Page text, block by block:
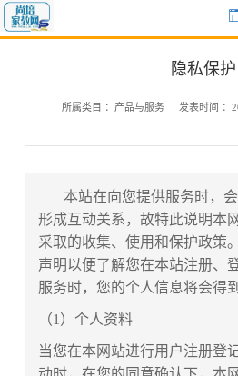
隐私保护
所属类目 ： 产品与服务 发表时间 ：
本站在向您提供服务时，
形成互动关系，故特此说明本
采取的收集、使用和保护政策
声明以便了解您在本站注册、
服务时，您的个人信息将会得
（1）个人资料
当您在本网站进行用户注册登